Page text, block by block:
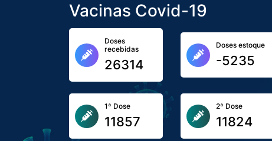
Vacinas Covid-19
Doses
recebidas
26314
Doses estoque
-5235
1ª Dose
11857
2ª Dose
11824